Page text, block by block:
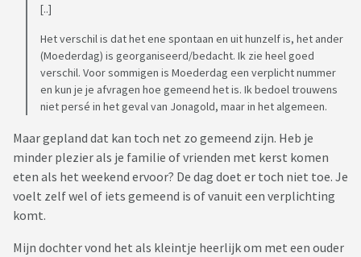
[..]
Het verschil is dat het ene spontaan en uit hunzelf is, het ander
(Moederdag) is georganiseerd/bedacht. Ik zie heel goed
verschil. Voor sommigen is Moederdag een verplicht nummer
en kun je je afvragen hoe gemeend het is. Ik bedoel trouwens
niet persé in het geval van Jonagold, maar in het algemeen.
Maar gepland dat kan toch net zo gemeend zijn. Heb je
minder plezier als je familie of vrienden met kerst komen
eten als het weekend ervoor? De dag doet er toch niet toe. Je
voelt zelf wel of iets gemeend is of vanuit een verplichting
komt.
Mijn dochter vond het als kleintje heerlijk om met een ouder